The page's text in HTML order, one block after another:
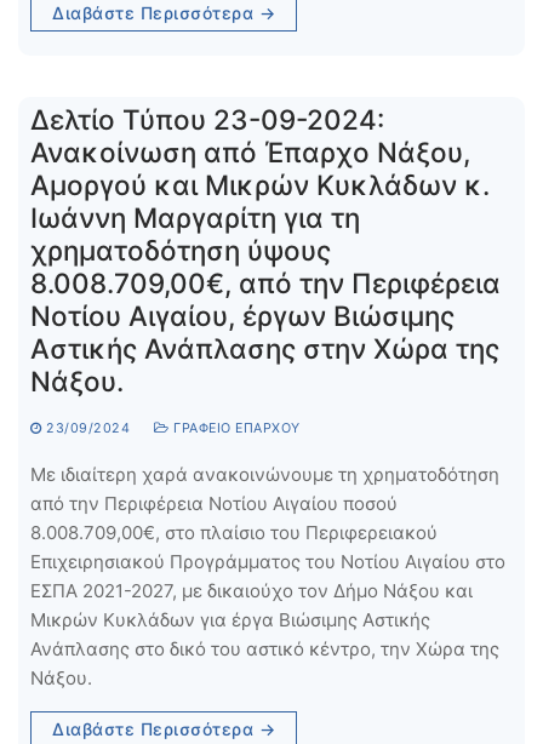
Διαβάστε Περισσότερα →
Δελτίο Τύπου 23-09-2024:
Ανακοίνωση από Έπαρχο Νάξου,
Αμοργού και Μικρών Κυκλάδων κ.
Ιωάννη Μαργαρίτη για τη
χρηματοδότηση ύψους
8.008.709,00€, από την Περιφέρεια
Νοτίου Αιγαίου, έργων Βιώσιμης
Αστικής Ανάπλασης στην Χώρα της
Νάξου.
23/09/2024 ΓΡΑΦΕΊΟ ΕΠΆΡΧΟΥ
Με ιδιαίτερη χαρά ανακοινώνουμε τη χρηματοδότηση
από την Περιφέρεια Νοτίου Αιγαίου ποσού
8.008.709,00€, στο πλαίσιο του Περιφερειακού
Επιχειρησιακού Προγράμματος του Νοτίου Αιγαίου στο
ΕΣΠΑ 2021-2027, με δικαιούχο τον Δήμο Νάξου και
Μικρών Κυκλάδων για έργα Βιώσιμης Αστικής
Ανάπλασης στο δικό του αστικό κέντρο, την Χώρα της
Νάξου.
Διαβάστε Περισσότερα →